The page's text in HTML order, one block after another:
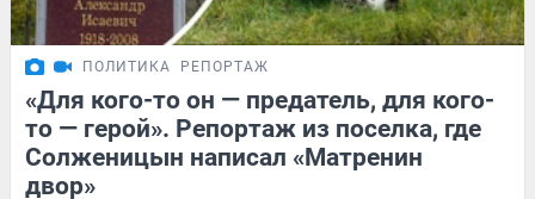
ПОЛИТИКА РЕПОРТАЖ
«Для кого-то он — предатель, для кого-
то — герой». Репортаж из поселка, где
Солженицын написал «Матренин
двор»